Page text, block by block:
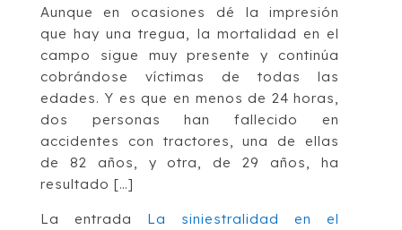
Aunque en ocasiones dé la impresión
que hay una tregua, la mortalidad en el
campo sigue muy presente y continúa
cobrándose víctimas de todas las
edades. Y es que en menos de 24 horas,
dos personas han fallecido en
accidentes con tractores, una de ellas
de 82 años, y otra, de 29 años, ha
resultado […]
La entrada La siniestralidad en el